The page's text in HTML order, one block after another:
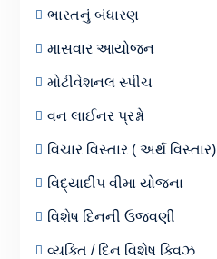
ભારતનું બંધારણ
માસવાર આયોજન
મોટીવેશનલ સ્પીચ
વન લાઈનર પ્રશ્નો
વિચાર વિસ્તાર ( અર્થ વિસ્તાર)
વિદ્યાદીપ વીમા યોજના
વિશેષ દિનની ઉજવણી
વ્યક્તિ / દિન વિશેષ ક્વિઝ